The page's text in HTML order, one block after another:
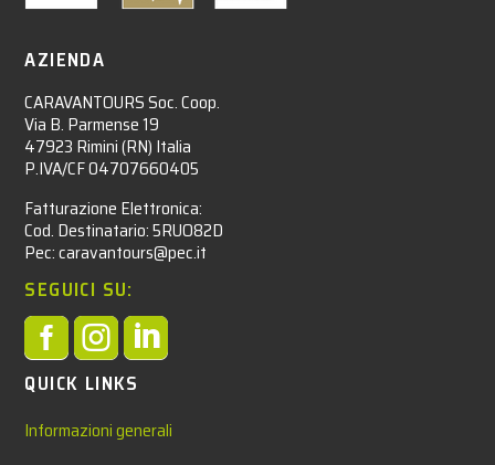
AZIENDA
CARAVANTOURS Soc. Coop.
Via B. Parmense 19
47923 Rimini (RN) Italia
P.IVA/CF 04707660405
Fatturazione Elettronica:
Cod. Destinatario: 5RUO82D
Pec: caravantours@pec.it
SEGUICI SU:

QUICK LINKS
Informazioni generali